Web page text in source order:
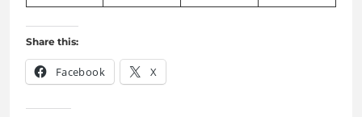
Share this:
Facebook X